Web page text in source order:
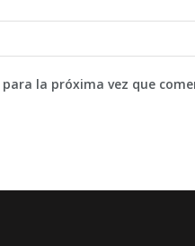
la próxima vez que